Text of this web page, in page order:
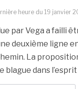
heure du 19 janvier
par Vega a failli
deuxième ligne
La
blague dans l’esprit